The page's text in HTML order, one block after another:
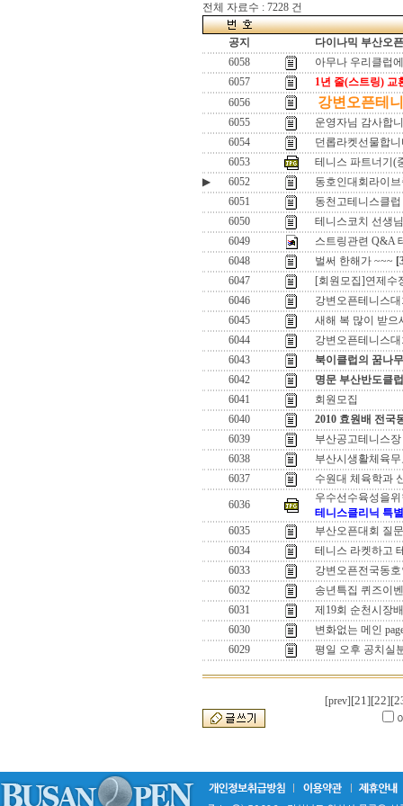
전체 자료수 : 7228 건
공지
다이나믹 부산오
6058
아무나 우리클럽
6057
1년 줄(스트링) 교
6056
강변오픈테
6055
운영자님 감사합
6054
던롭라켓선물합
6053
테니스 파트너기(
▶
6052
동호인대회라이
6051
동천고테니스클
6050
테니스코치 선생
6049
스트링관련 Q&A
6048
벌써 한해가 ~~~
6047
[회원모집]연제수
6046
강변오픈테니스
6045
새해 복 많이 받으
6044
강변오픈테니스
6043
북이클럽의 꿈나
6042
명문 부산반도클
6041
회원모집
6040
2010 효원배 전국
6039
부산공고테니스
6038
부산시생활체육
6037
수원대 체육학과
6036
우수선수육성을
테니스클리닉 특
6035
부산오픈대회 질문
6034
테니스 라켓하고
6033
강변오픈전국동
6032
송년특집 퀴즈이
6031
제19회 순천시장
6030
변화없는 메인
6029
평일 오후 공치실
[prev] [21][22]